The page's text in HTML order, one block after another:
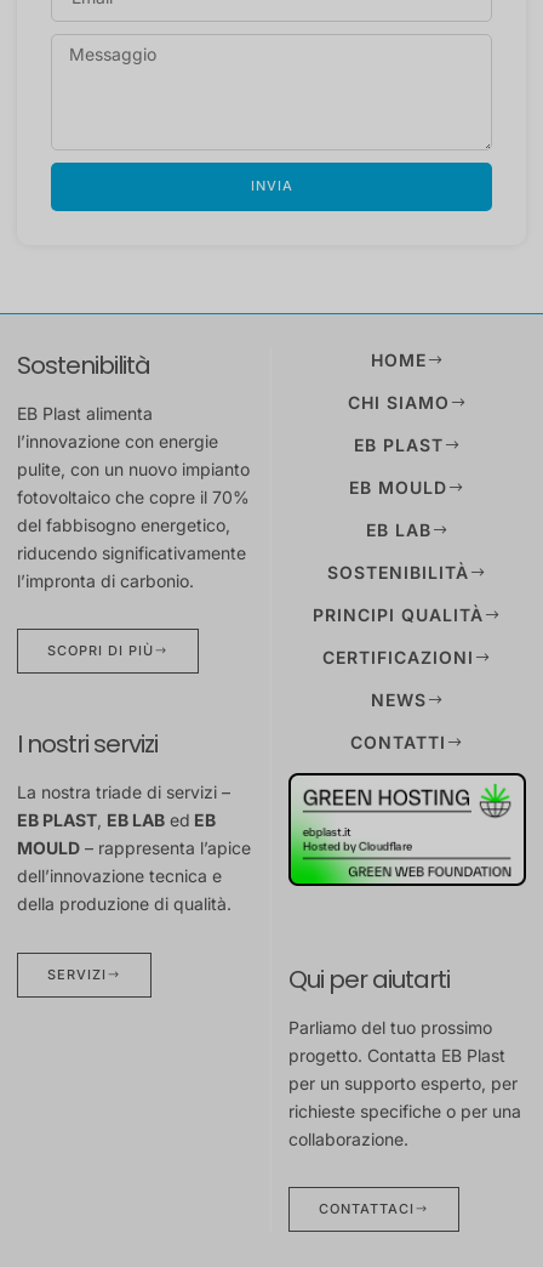
INVIA
Sostenibilità
EB Plast alimenta
l’innovazione con energie
pulite, con un nuovo impianto
fotovoltaico che copre il 70%
del fabbisogno energetico,
riducendo significativamente
l’impronta di carbonio.
SCOPRI DI PIÙ
I nostri servizi
La nostra triade di servizi –
EB PLAST EB LAB ed EB
MOULD – rappresenta l’apice
dell’innovazione tecnica e
della produzione di qualità.
SERVIZI
HOME
CHI SIAMO
EB PLAST
EB MOULD
EB LAB
SOSTENIBILITÀ
PRINCIPI QUALITÀ
CERTIFICAZIONI
NEWS
CONTATTI
Qui per aiutarti
Parliamo del tuo prossimo
progetto. Contatta EB Plast
per un supporto esperto, per
richieste specifiche o per una
collaborazione.
CONTATTACI